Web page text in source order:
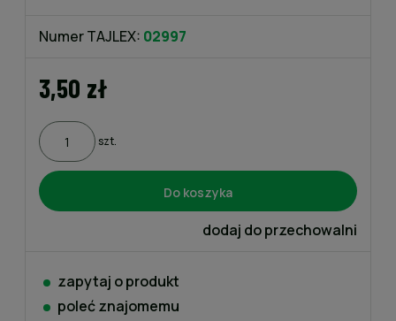
Numer TAJLEX: 02997
3,50 zł
szt.
Do koszyka
dodaj do przechowalni
zapytaj o produkt
poleć znajomemu